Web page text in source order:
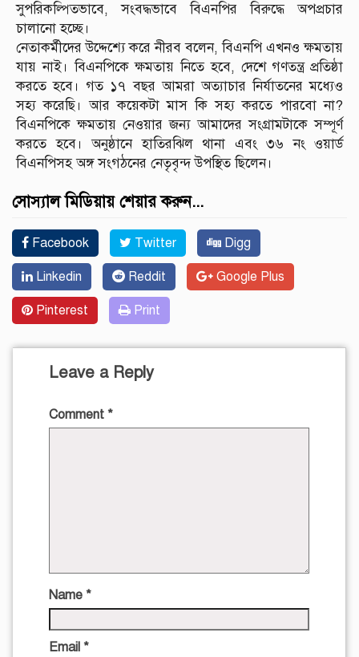
সুপরিকল্পিতভাবে, সংবদ্ধভাবে বিএনপির বিরুদ্ধে অপপ্রচার
চালানো হচ্ছে।
নেতাকর্মীদের উদ্দেশ্যে করে নীরব বলেন, বিএনপি এখনও ক্ষমতায়
যায় নাই। বিএনপিকে ক্ষমতায় নিতে হবে, দেশে গণতন্ত্র প্রতিষ্ঠা
করতে হবে। গত ১৭ বছর আমরা অত্যাচার নির্যাতনের মধ্যেও
সহ্য করেছি। আর কয়েকটা মাস কি সহ্য করতে পারবো না?
বিএনপিকে ক্ষমতায় নেওয়ার জন্য আমাদের সংগ্রামটাকে সম্পূর্ণ
করতে হবে। অনুষ্ঠানে হাতিরঝিল থানা এবং ৩৬ নং ওয়ার্ড
বিএনপিসহ অঙ্গ সংগঠনের নেতৃবৃন্দ উপস্থিত ছিলেন।
সোস্যাল মিডিয়ায় শেয়ার করুন...
Facebook Twitter Digg
Linkedin Reddit Google Plus
Pinterest Print
Leave a Reply
Comment *
Name *
Email *